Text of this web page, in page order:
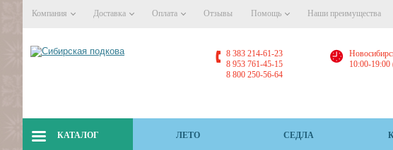
Компания Доставка Оплата Отзывы Помощь Наши преимущества
8 383 214-61-23
8 953 761-45-15
8 800 250-56-64
10:00-19:00
КАТАЛОГ ЛЕТО СЕДЛА